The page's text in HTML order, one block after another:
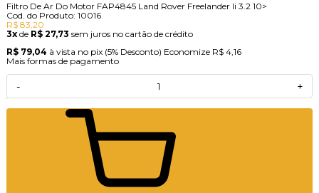
Filtro De Ar Do Motor FAP4845 Land Rover Freelander Ii 3.2 10>
Cod. do Produto: 10016
R$ 83,20
3xde R$ 27,73 sem juros no cartão de crédito
R$ 79,04 à vista no pix (5% Desconto) Economize R$ 4,16
Mais formas de pagamento
- +